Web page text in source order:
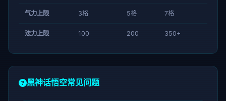
气力上限 3格 5格 7格
法力上限 100 200 350+
黑神话悟空常见问题